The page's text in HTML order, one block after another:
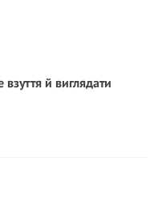
й виглядати